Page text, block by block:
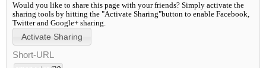
Would you like to share this page with your friends? Simply activate the
sharing tools by hitting the "Activate Sharing"button to enable Facebook,
Twitter and Google+ sharing.
Short-URL